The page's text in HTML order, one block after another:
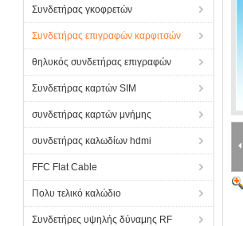
Συνδετήρας γκοφρετών
Συνδετήρας επιγραφών καρφιτσών
θηλυκός συνδετήρας επιγραφών
Συνδετήρας καρτών SIM
συνδετήρας καρτών μνήμης
συνδετήρας καλωδίων hdmi
FFC Flat Cable
Πολυ τελικό καλώδιο
Συνδετήρες υψηλής δύναμης RF